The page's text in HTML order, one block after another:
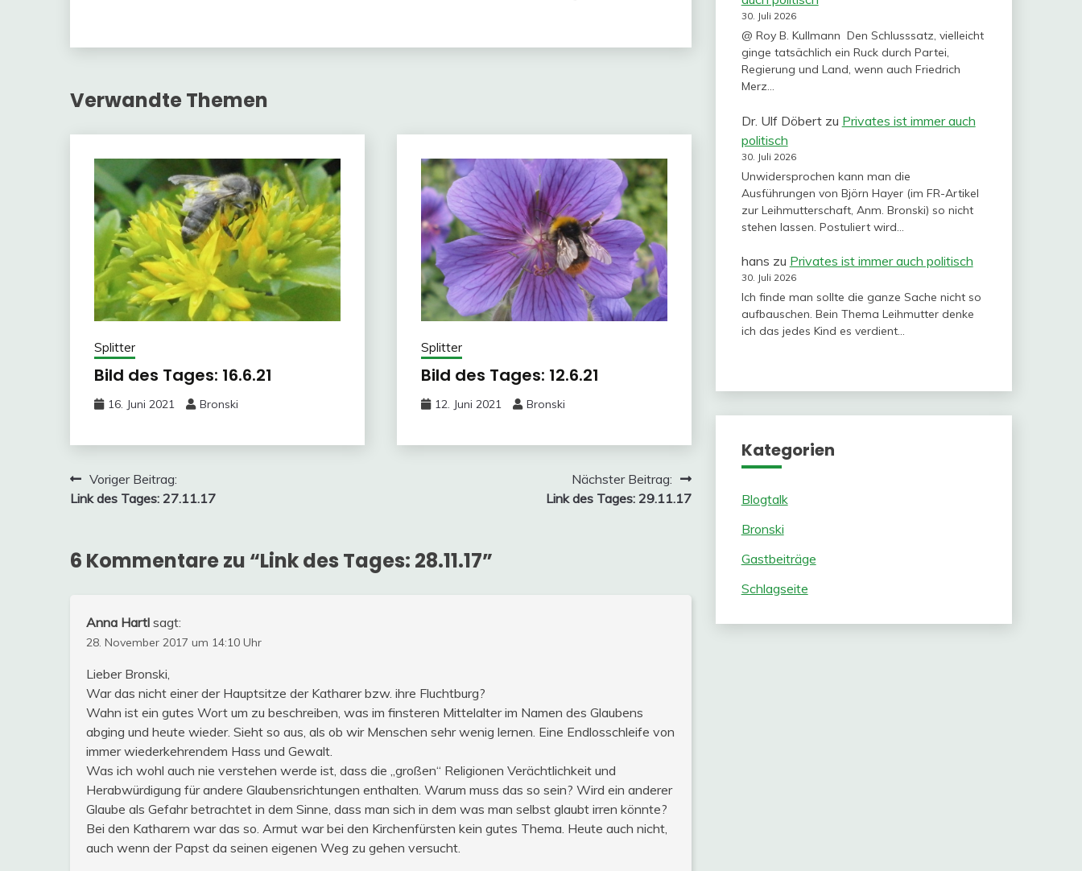
Verwandte Themen
Splitter
Bild des Tages: 16.6.21
16. Juni 2021 Bronski
Splitter
Bild des Tages: 12.6.21
12. Juni 2021 Bronski
Beitragsnavigation
Voriger Beitrag:
Link des Tages: 27.11.17
Nächster Beitrag:
Link des Tages: 29.11.17
6 Kommentare zu “Link des Tages: 28.11.17”
Anna Hartl sagt:
28. November 2017 um 14:10 Uhr
Lieber Bronski,
War das nicht einer der Hauptsitze der Katharer bzw. ihre Fluchtburg?
Wahn ist ein gutes Wort um zu beschreiben, was im finsteren Mittelalter im Namen des Glaubens
abging und heute wieder. Sieht so aus, als ob wir Menschen sehr wenig lernen. Eine Endlosschleife von
immer wiederkehrendem Hass und Gewalt.
Was ich wohl auch nie verstehen werde ist, dass die „großen“ Religionen Verächtlichkeit und
Herabwürdigung für andere Glaubensrichtungen enthalten. Warum muss das so sein? Wird ein anderer
Glaube als Gefahr betrachtet in dem Sinne, dass man sich in dem was man selbst glaubt irren könnte?
Bei den Katharern war das so. Armut war bei den Kirchenfürsten kein gutes Thema. Heute auch nicht,
auch wenn der Papst da seinen eigenen Weg zu gehen versucht.
30. Juli 2026
@ Roy B. Kullmann Den Schlusssatz, vielleicht
ginge tatsächlich ein Ruck durch Partei,
Regierung und Land, wenn auch Friedrich
Merz…
Dr. Ulf Döbertzu Privates ist immer auch
politisch
30. Juli 2026
Unwidersprochen kann man die
Ausführungen von Björn Hayer (im FR-Artikel
zur Leihmutterschaft, Anm. Bronski) so nicht
stehen lassen. Postuliert wird…
hans zu Privates ist immer auch politisch
30. Juli 2026
Ich finde man sollte die ganze Sache nicht so
aufbauschen. Bein Thema Leihmutter denke
ich das jedes Kind es verdient…
Kategorien
Blogtalk
Bronski
Gastbeiträge
Schlagseite